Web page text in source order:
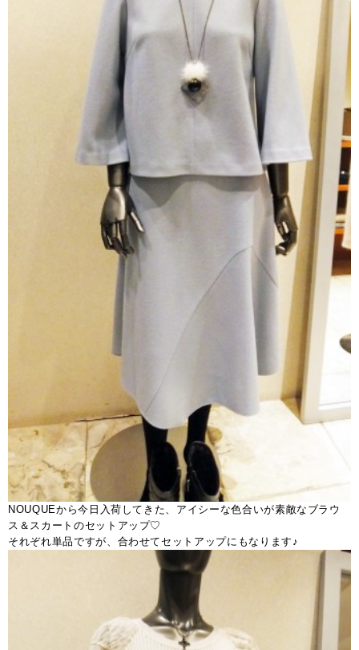
NOUQUEから今日入荷してきた、アイシーな色合いが素敵なブラウ
ス＆スカートのセットアップ♡
それぞれ単品ですが、合わせてセットアップにもなります♪